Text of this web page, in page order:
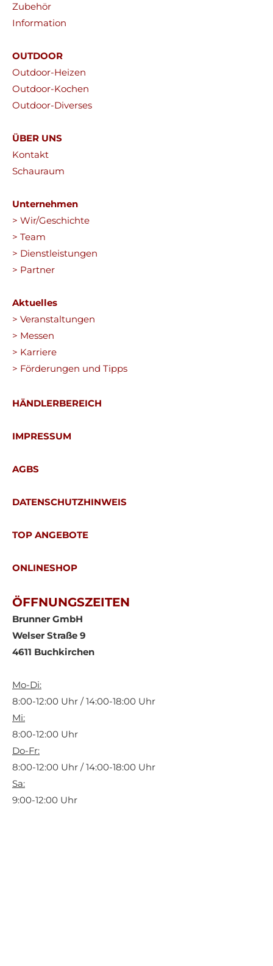
Zubehör
Information
OUTDOOR
Outdoor-Heizen
Outdoor-Kochen
Outdoor-Diverses
ÜBER UNS
Kontakt
Schauraum
Unternehmen
> Wir/Geschichte
> Team
> Dienstleistungen
> Partner
Aktuelles
> Veranstaltungen
> Messen
> Karriere
> Förderungen und Tipps
HÄNDLERBEREICH
IMPRESSUM
AGBS
DATENSCHUTZHINWEIS
TOP ANGEBOTE
ONLINESHOP
ÖFFNUNGSZEITEN
Brunner GmbH
Welser Straße 9
4611 Buchkirchen
Mo-Di:
8:00-12:00 Uhr / 14:00-18:00 Uhr
Mi:
8:00-12:00 Uhr
Do-Fr:
8:00-12:00 Uhr / 14:00-18:00 Uhr
Sa:
9:00-12:00 Uhr